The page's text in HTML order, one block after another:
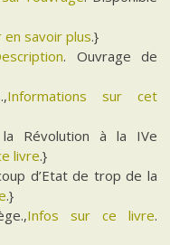
en savoir plus.}
. Ouvrage de
Informations sur cet
Révolution à la IVe
livre.}
d’Etat de trop de la
.}
Infos sur ce livre.